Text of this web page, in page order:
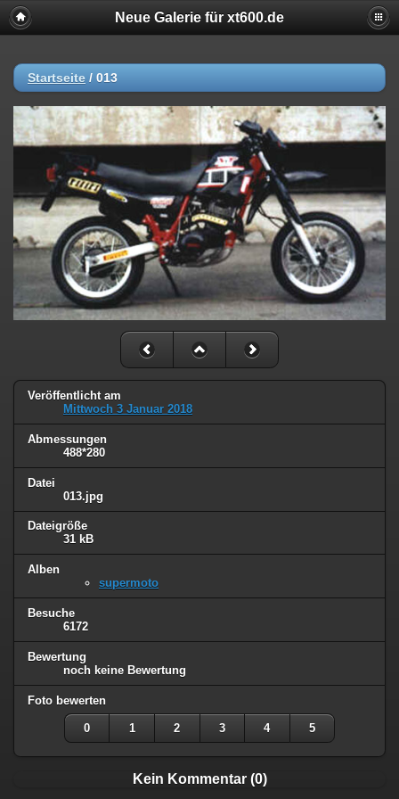
Neue Galerie für xt600.de
Startseite / 013
Veröffentlicht am
Mittwoch 3 Januar 2018
Abmessungen
488*280
Datei
013.jpg
Dateigröße
31 kB
Alben
supermoto
Besuche
6172
Bewertung
noch keine Bewertung
Foto bewerten
0 1 2 3 4 5
Kein Kommentar (0)